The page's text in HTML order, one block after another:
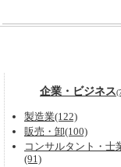
企業・ビジネス
製造業(122)
販売・卸(100)
コンサルタント・士
(91)